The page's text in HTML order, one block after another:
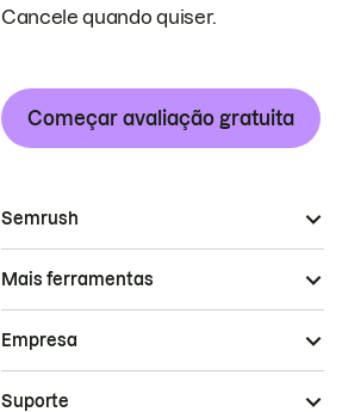
Cancele quando quiser.
Começar avaliação gratuita
Semrush
Mais ferramentas
Empresa
Suporte